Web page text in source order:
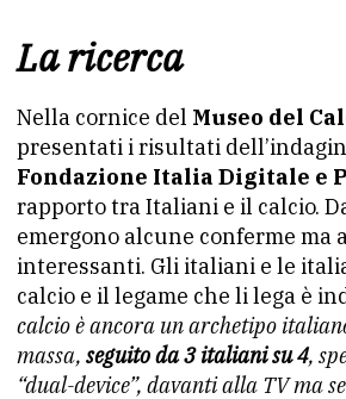
La ricerca
Nella cornice del Museo del
presentati i risultati
Fondazione Italia Digitale e
rapporto tra Italiani e il calcio.
emergono alcune conferme ma
interessanti. Gli italiani e le
calcio e il legame che li lega è
calcio è ancora un archetipo
massa, seguito da 3 italiani su 4,
“dual-device”, davanti alla TV ma